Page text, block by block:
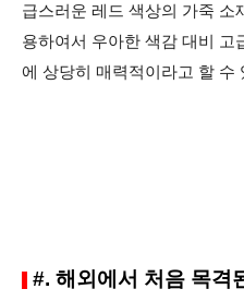
급스러운 레드 색상의 가죽 소
용하여서 우아한 색감 대비 고
에 상당히 매력적이라고 할 수
#. 해외에서 처음 목격